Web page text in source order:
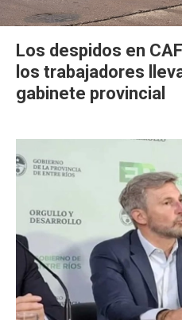
Los despidos en
los trabajadores
gabinete provincial